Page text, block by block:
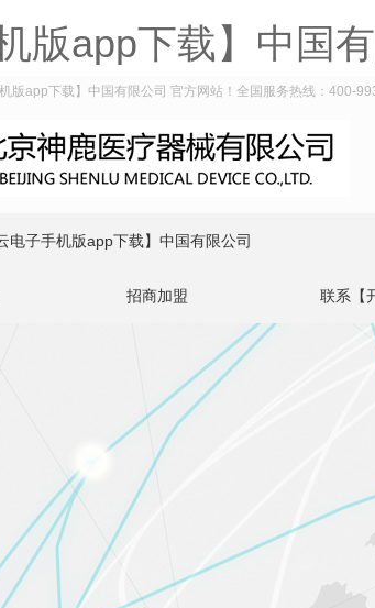
版app下载】中国
版app下载】中国有限公司 官方网站！全国服务热线：400-
电子手机版app下载】中国有限公司
招商加盟 联系【